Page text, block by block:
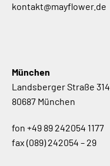
kontakt@mayflower.de
München
Landsberger Straße 314
80687 München
fon +49 89 242054 1177
fax (089) 242054 – 29